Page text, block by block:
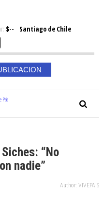
$--
Santiago de Chile
“No
nadie”
Author: VIVEPAIS